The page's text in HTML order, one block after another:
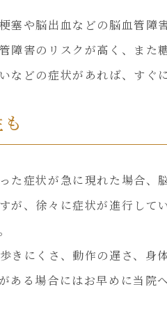
塞や脳出血などの脳血管障
障害のリスクが高く、ま
などの症状があれば、す
た症状が急に現れた場合、
が、徐々に症状が進行して
きにくさ、動作の遅さ、身
ある場合にはお早めに当院